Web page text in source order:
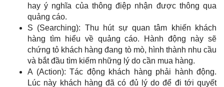
hay ý nghĩa của thông điệp nhận được thông qua
quảng cáo.
S (Searching): Thu hút sự quan tâm khiến khách
hàng tìm hiểu về quảng cáo. Hành động này sẽ
chứng tỏ khách hàng đang tò mò, hình thành nhu cầu
và bắt đầu tìm kiếm những lý do cần mua hàng.
A (Action): Tác động khách hàng phải hành động.
Lúc này khách hàng đã có đủ lý do để đi tới quyết